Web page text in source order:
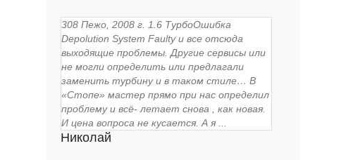
308 Пежо, 2008 г. 1.6 ТурбоОшибка
Depolution System Faulty и все отсюда
выходящие проблемы. Другие сервисы или
не могли определить или предлагали
заменить турбину и в таком стиле… В
«Стопе» мастер прямо при нас определил
проблему и всё- летает снова , как новая.
И цена вопроса не кусается. А я ...
Николай